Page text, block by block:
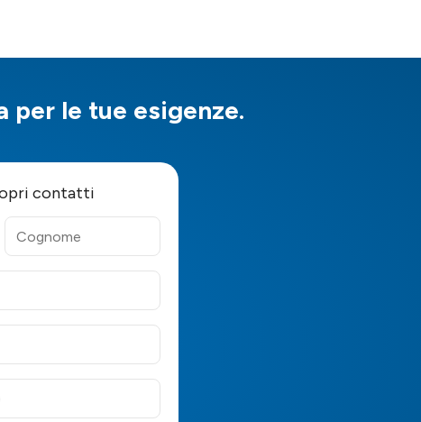
le tue esigenze.
contatti